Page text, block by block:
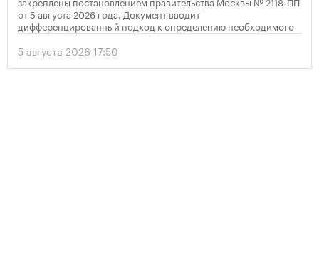
от 5 августа 2026 года. Документ вводит
дифференцированный подход к определению необходимого
количества парковок в зависимости от площади квартир и
устанавливает переходный период для уже согласованных
проектов.
5 августа 2026 17:50